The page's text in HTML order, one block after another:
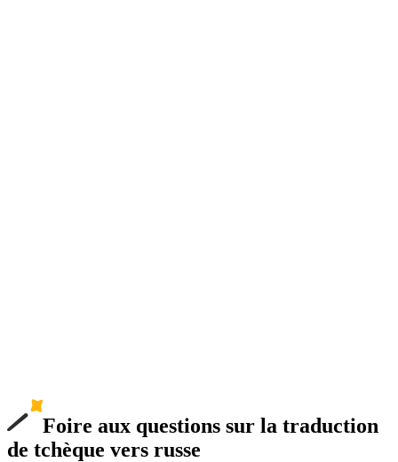
Foire aux questions sur la traduction
de tchèque vers russe